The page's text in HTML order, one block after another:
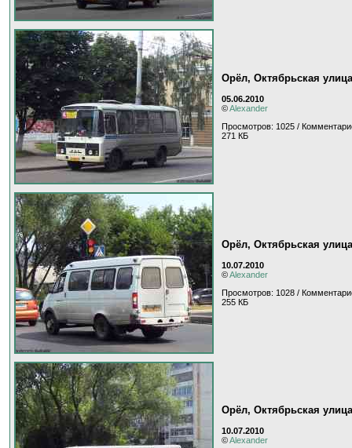
Орёл, Октябрьская улица
05.06.2010
©Alexander
Просмотров: 1025 /
271 КБ
Орёл, Октябрьская улица
10.07.2010
©Alexander
Просмотров: 1028 /
255 КБ
Орёл, Октябрьская улица
10.07.2010
©Alexander